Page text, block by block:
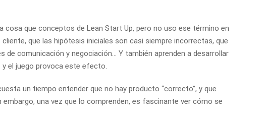
que conceptos de Lean Start Up, pero no uso ese término en
que las hipótesis iniciales son casi siempre incorrectas, que
de comunicación y negociación… Y también aprenden a desarrollar
el juego provoca este efecto.
un tiempo entender que no hay producto “correcto”, y que
una vez que lo comprenden, es fascinante ver cómo se